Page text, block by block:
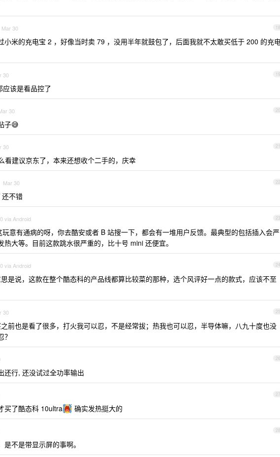
18
Mar 30
小米的充电宝 2 ，好像当时卖 79 ，没用半年就鼓包了，后面我就不太敢买低于 200 的充
19
30
应该是看品控了
20
30
子😅
21
30
看建议京东了，本来还想收个二手的，庆幸
22
Mar 30
不错
23
via Android
意有通病的呀，你去酷安或者 B 站搜一下，都会有一堆用户反馈。最典型的包括插入会严
热大等。目前这款跳水很严重的，比十号 mini 还便宜。
24
via Android
是说，这款在整个酷态科的产品线都算比较菜的那种，选个风评好一点的款式，应该不至
25
30
前也是看了很多，打火我可以忍，不是经常拔；热我也可以忍，半导体嘛，八九十度也没
26
还行, 还没试过全功率输出
27
买了酷态科 10ultra 确实发热挺大的
28
不是带显示屏的事啊。